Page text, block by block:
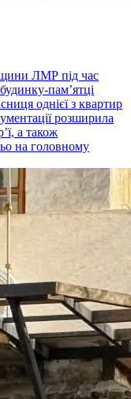
ЛМР під час
пам’ятці
однієї з квартир
розширила
а також
на головному